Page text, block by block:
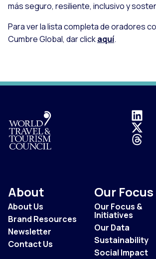
más seguro, resiliente, inclusivo y
Para ver la lista completa de oradores
Cumbre Global, dar clickaquí.
Logo
About
About Us
Brand Resources
Newsletter
Contact Us
Our Focus
Our Focus &
Initiatives
Our Data
Sustainability
Social Impact